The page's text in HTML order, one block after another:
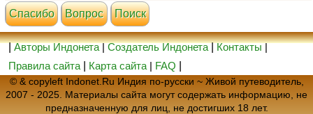
Cпасибо Вопрос Поиск
|Авторы Индонета|Создатель Индонета|Контакты|
Правила сайта
Карта сайта | FAQ
© & copyleft Indonet.Ru Индия по-русски ~ Живой путеводитель,
2007 - 2025. Материалы сайта могут содержать информацию, не
предназначенную для лиц, не достигших 18 лет.